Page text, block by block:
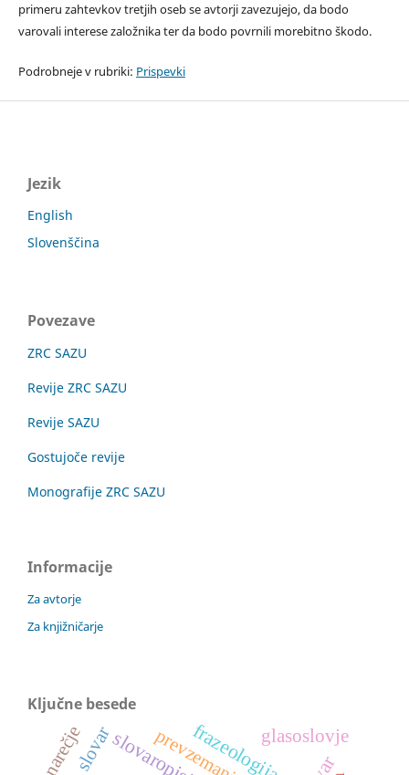
primeru zahtevkov tretjih oseb se avtorji zavezujejo, da bodo
varovali interese založnika ter da bodo povrnili morebitno škodo.
Podrobneje v rubriki: Prispevki
Jezik
English
Slovenščina
Povezave
ZRC SAZU
Revije ZRC SAZU
Revije SAZU
Gostujoče revije
Monografije ZRC SAZU
Informacije
Za avtorje
Za knjižničarje
Ključne besede
frazeologija
slovaropisje
slovar glasoslovje
prevzemanje
narečje